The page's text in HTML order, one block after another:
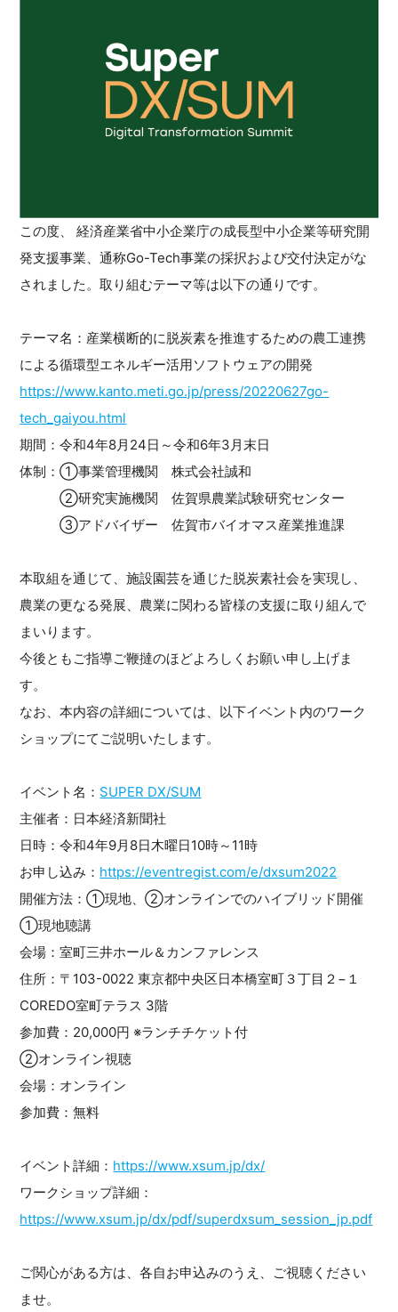
この度、 経済産業省中小企業庁の成長型中小企業等研究開
発支援事業、通称Go-Tech事業の採択および交付決定がな
されました。取り組むテーマ等は以下の通りです。
テーマ名：産業横断的に脱炭素を推進するための農工連携
による循環型エネルギー活用ソフトウェアの開発
https://www.kanto.meti.go.jp/press/20220627go-
tech_gaiyou.html
期間：令和4年8月24日～令和6年3月末日
体制：①事業管理機関 株式会社誠和
②研究実施機関 佐賀県農業試験研究センター
③アドバイザー 佐賀市バイオマス産業推進課
本取組を通じて、施設園芸を通じた脱炭素社会を実現し、
農業の更なる発展、農業に関わる皆様の支援に取り組んで
まいります。
今後ともご指導ご鞭撻のほどよろしくお願い申し上げま
す。
なお、本内容の詳細については、以下イベント内のワーク
ショップにてご説明いたします。
イベント名： SUPER DX/SUM
主催者：日本経済新聞社
日時：令和4年9月8日木曜日10時～11時
お申し込み： https://eventregist.com/e/dxsum2022
開催方法：①現地、②オンラインでのハイブリッド開催
①現地聴講
会場：室町三井ホール＆カンファレンス
住所：〒103-0022 東京都中央区日本橋室町３丁目２−１
COREDO室町テラス 3階
参加費：20,000円 ※ランチチケット付
②オンライン視聴
会場：オンライン
参加費：無料
イベント詳細： https://www.xsum.jp/dx/
ワークショップ詳細：
https://www.xsum.jp/dx/pdf/superdxsum_session_jp.pdf
ご関心がある方は、各自お申込みのうえ、ご視聴ください
ませ。